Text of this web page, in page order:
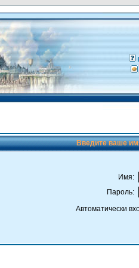
Введите ваше
Имя:
Пароль:
Автоматически